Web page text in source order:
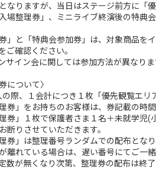
なりますが、当日はステージ前方に「
場整理券」、ミニライブ終演後の特典
」と「特典会参加券」は、対象商品
ご確認ください。
イン会に関しては参加方法が異なりま
について〉
際、１会計につき１枚「優先観覧エリ
券」をお持ちのお客様は、券記載の時
券」１枚で保護者さま１名＋未就学児(
りさせていただきます。
」は整理番号ランダムでの配布とな
れている場合は、遅い番号にてご⼀緒
が無くなり次第、整理券の配布は終了